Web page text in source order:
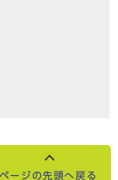
ページの先頭へ戻る